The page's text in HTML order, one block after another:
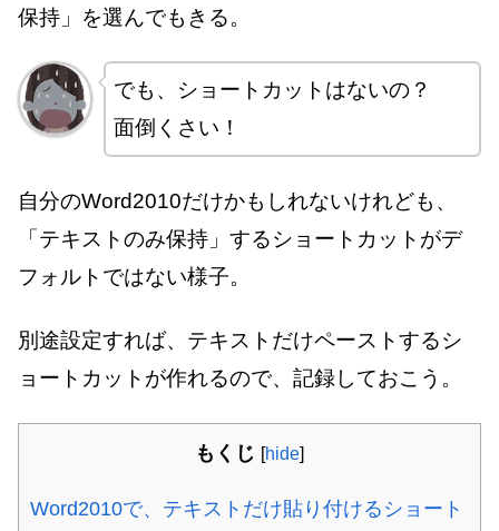
保持」を選んでもきる。
でも、ショートカットはないの？
面倒くさい！
自分のWord2010だけかもしれないけれども、
「テキストのみ保持」するショートカットがデ
フォルトではない様子。
別途設定すれば、テキストだけペーストするシ
ョートカットが作れるので、記録しておこう。
もくじ [hide]
Word2010で、テキストだけ貼り付けるショート